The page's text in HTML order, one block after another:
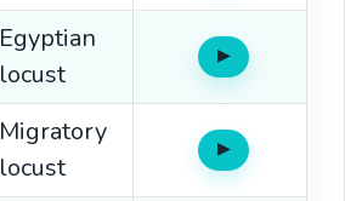
Egyptian
locust
▶Oír
Migratory
locust
▶Oír